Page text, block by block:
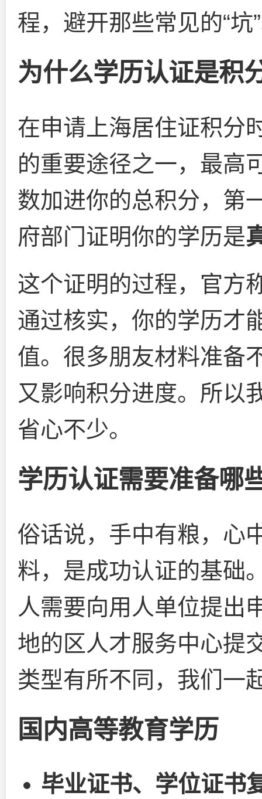
程，避开那些常见的“坑
为什么学历认证是积
在申请上海居住证积分
的重要途径之一，最高
数加进你的总积分，第
府部门证明你的学历是
这个证明的过程，官方
通过核实，你的学历才
值。很多朋友材料准备
又影响积分进度。所以
省心不少。
学历认证需要准备哪
俗话说，手中有粮，心
料，是成功认证的基础
人需要向用人单位提出
地的区人才服务中心提
类型有所不同，我们一
国内高等教育学历
毕业证书、学位证书